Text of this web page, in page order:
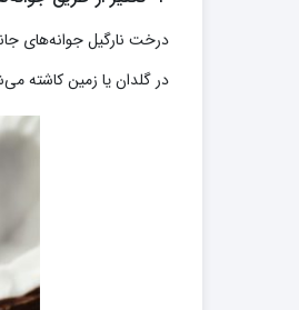
درخت نارگیل جوانه‌های
در گلدان یا زمین کاشته